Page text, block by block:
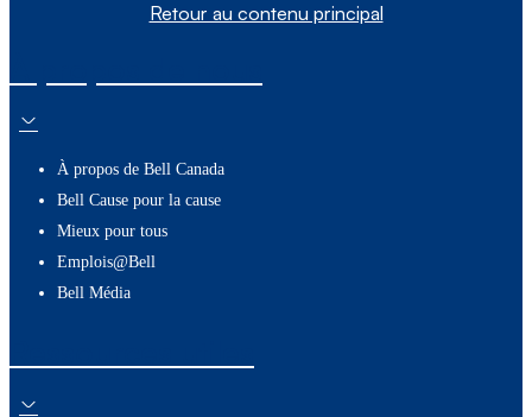
Retour au contenu principal
À propos de Bell Canada
Bell Cause pour la cause
Mieux pour tous
Emplois@Bell
Bell Média